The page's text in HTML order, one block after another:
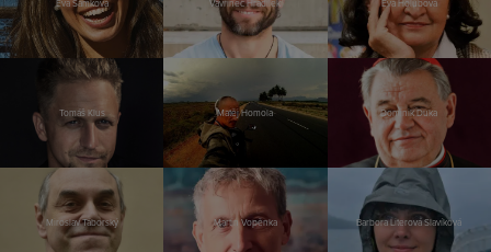
Eva Samková Vavřinec Hradilek Eva Holubová
Tomáš Klus Matěj Homola Dominik Duka
Miroslav Táborský Martin Vopěnka Barbora Literová Slavíková